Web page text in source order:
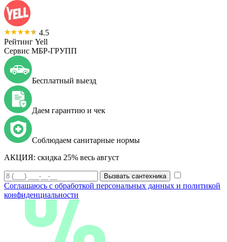
4.5
Рейтинг Yell
Сервис МБР-ГРУПП
Бесплатный выезд
Даем гарантию и чек
Соблюдаем санитарные нормы
АКЦИЯ: скидка 25% весь август
Вызвать сантехника
Соглашаюсь с обработкой персональных данных и политикой
конфиденциальности